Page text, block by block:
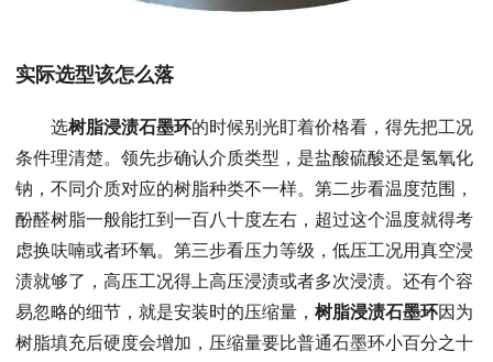
实际选型该怎么落
选树脂浸渍石墨环的时候别光盯着价格看，得先把工况
条件理清楚。领先步确认介质类型，是盐酸硫酸还是氢氧化
钠，不同介质对应的树脂种类不一样。第二步看温度范围，
酚醛树脂一般能扛到一百八十度左右，超过这个温度就得考
虑换呋喃或者环氧。第三步看压力等级，低压工况用真空浸
渍就够了，高压工况得上高压浸渍或者多次浸渍。还有个容
易忽略的细节，就是安装时的压缩量， 树脂浸渍石墨环因为
树脂填充后硬度会增加，压缩量要比普通石墨环小百分之十